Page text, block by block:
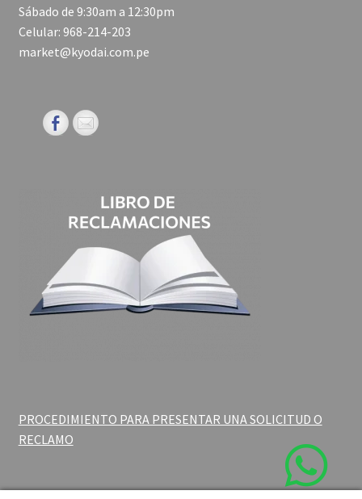
Sábado de 9:30am a 12:30pm
Celular: 968-214-203
market@kyodai.com.pe
PROCEDIMIENTO PARA PRESENTAR UNA SOLICITUD O
RECLAMO